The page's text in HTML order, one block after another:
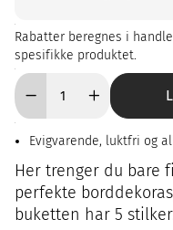
Rabatter beregnes i
spesifikke produktet.
Evigvarende, luktfri og
Her trenger du bare
perfekte
buketten har 5